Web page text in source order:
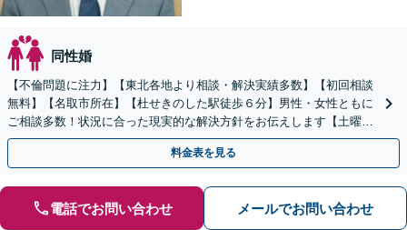
同性婚
【不倫問題に注力】【東北各地より相談・解決実績多数】【初回相談
無料】【名取市所在】【杜せきのした駅徒歩６分】男性・女性ともに
ご相談多数！状況に合った現実的な解決方針をお伝えします【土曜相
談可】【駐車場完備】【完全個室】【プライバシー厳守】
料金表を見る
電話でお問い合わせ メールでお問い合わせ